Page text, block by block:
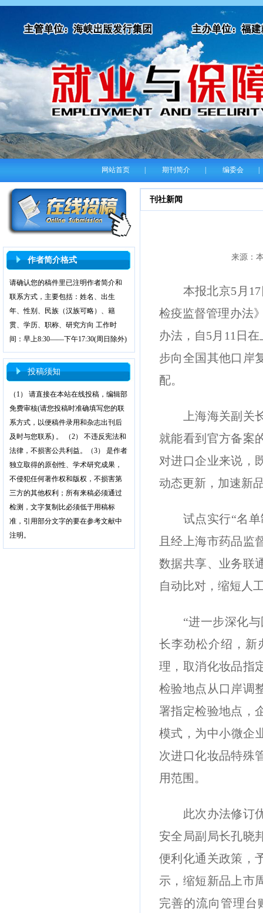
网站首页 期刊简介 编委会
作者简介格式
请确认您的稿件里已注明作者简介和
联系方式，主要包括：姓名、出生
年、性别、民族（汉族可略）、籍
贯、学历、职称、研究方向 工作时
间：早上8:30——下午17:30(周日除外)
投稿须知
（1） 请直接在本站在线投稿，编辑部
免费审核(请您投稿时准确填写您的联
系方式，以便稿件录用和杂志出刊后
及时与您联系) 。 （2） 不违反宪法和
法律，不损害公共利益。（3） 是作者
独立取得的原创性、学术研究成果，
不侵犯任何著作权和版权，不损害第
三方的其他权利；所有来稿必须通过
检测，文字复制比必须低于用稿标
准，引用部分文字的要在参考文献中
注明。
刊社新闻
来源：
本报北京5月17
检疫监督管理办法
办法，自5月11日
步向全国其他口岸
配。
上海海关副关长
就能看到官方备案
对进口企业来说，
动态更新，加速新
试点实行“名单
且经上海市药品监
数据共享、业务联
自动比对，缩短人
“进一步深化与
长李劲松介绍，新
理，取消化妆品指
检验地点从口岸调
署指定检验地点，
模式，为中小微企
次进口化妆品特殊
用范围。
此次办法修订优
安全局副局长孔晓
便利化通关政策，
示，缩短新品上市
完善的流向管理台